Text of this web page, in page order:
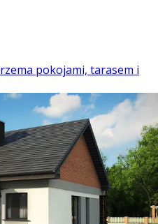
pokojami, tarasem i